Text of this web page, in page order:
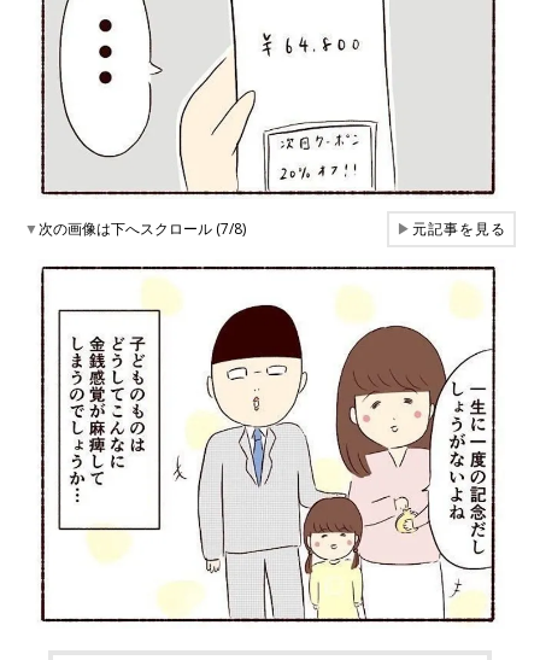
▼次の画像は下へスクロール (7/8) ▶元記事を見る